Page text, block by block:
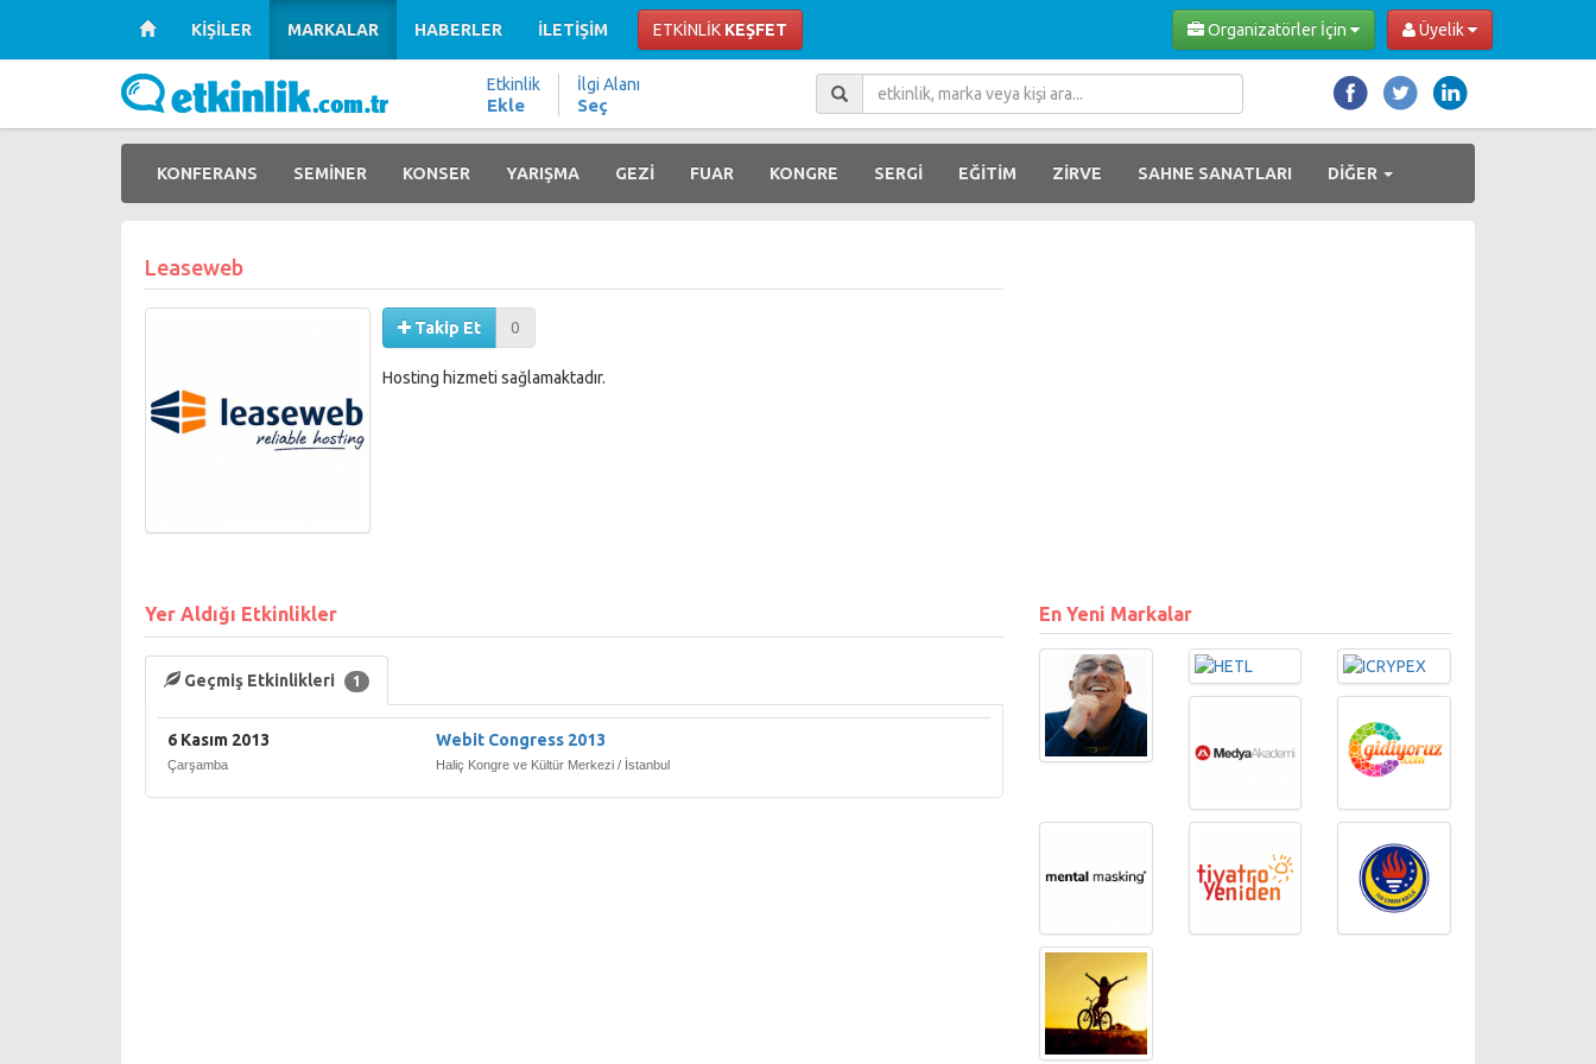
KİŞİLER MARKALAR HABERLER İLETİŞİM ETKİNLİK KEŞFET Üyelik
Organizatörler İçin
Etkinlik
Ekle
İlgi Alanı
Seç
KONFERANS SEMİNER KONSER YARIŞMA GEZİ FUAR KONGRE SERGİ EĞİTİM ZİRVE SAHNE SANATLARI DİĞER
Leaseweb
Takip Et 0
Hosting hizmeti sağlamaktadır.
Yer Aldığı Etkinlikler
Geçmiş Etkinlikleri 1
6 Kasım 2013
Çarşamba
Webit Congress 2013
Haliç Kongre ve Kültür Merkezi / İstanbul
En Yeni Markalar